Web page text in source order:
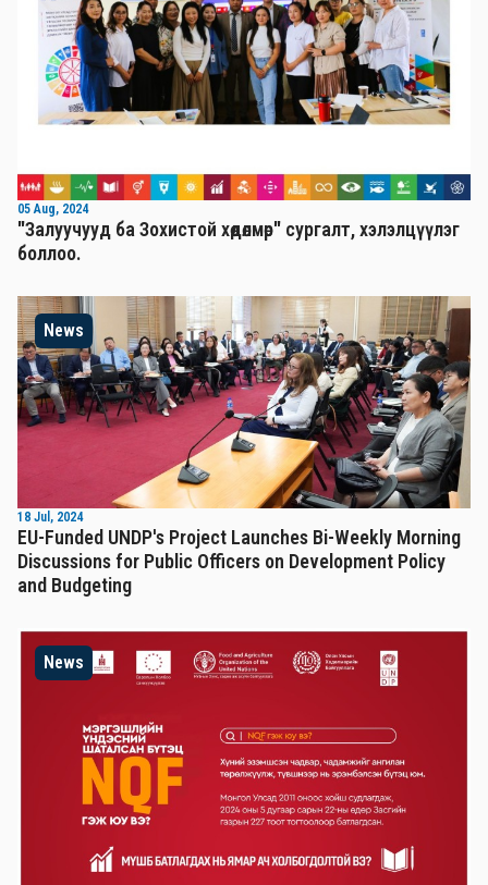
05 Aug, 2024
"Залуучууд ба Зохистой хөдөлмөр" сургалт, хэлэлцүүлэг
боллоо.
News
18 Jul, 2024
EU-Funded UNDP's Project Launches Bi-Weekly Morning
Discussions for Public Officers on Development Policy
and Budgeting
News